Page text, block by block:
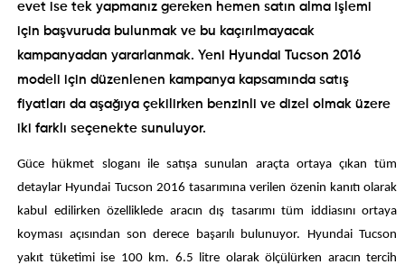
evet ise tek yapmanız gereken hemen satın alma işlemi
için başvuruda bulunmak ve bu kaçırılmayacak
kampanyadan yararlanmak. Yeni Hyundai Tucson 2016
modeli için düzenlenen kampanya kapsamında satış
fiyatları da aşağıya çekilirken benzinli ve dizel olmak üzere
iki farklı seçenekte sunuluyor.
Güce hükmet sloganı ile satışa sunulan araçta ortaya çıkan tüm
detaylar Hyundai Tucson 2016 tasarımına verilen özenin kanıtı olarak
kabul edilirken özelliklede aracın dış tasarımı tüm iddiasını ortaya
koyması açısından son derece başarılı bulunuyor. Hyundai Tucson
yakıt tüketimi ise 100 km. 6.5 litre olarak ölçülürken aracın tercih